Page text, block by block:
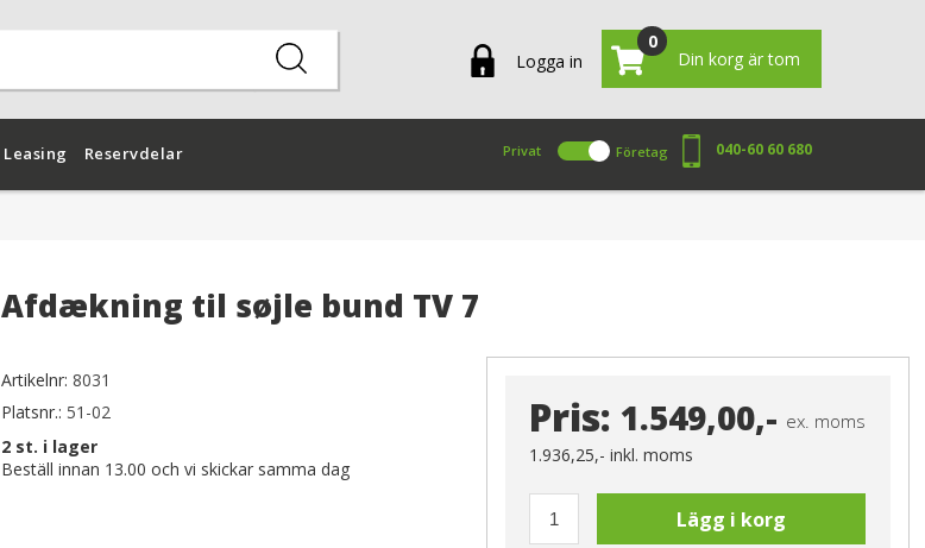
Logga in
0
Din korg är tom
Leasing Reservdelar Privat Företag 040-60 60 680
Afdækning til søjle bund TV 7
Artikelnr: 8031
Platsnr.: 51-02
2st. i lager
Beställ innan 13.00 och vi skickar samma dag
Pris: 1.549,00,- ex. moms
1.936,25,- inkl. moms
Lägg i korg